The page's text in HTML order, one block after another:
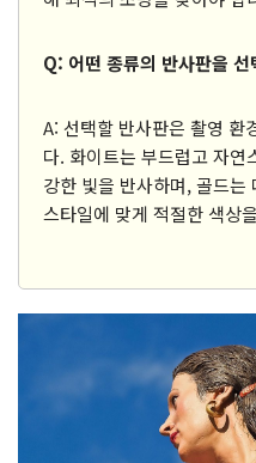
Q: 어떤 종류의 반사판을 선
A: 선택할 반사판은 촬영 환
다. 화이트는 부드럽고 자연
강한 빛을 반사하며, 골드는
스타일에 맞게 적절한 색상